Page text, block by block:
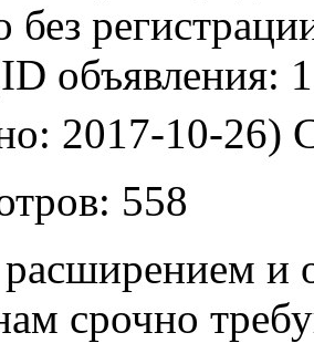
без
объявления:
2017-10-26)
558
расширением и
срочно